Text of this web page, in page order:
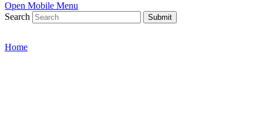
Open Mobile Menu
Search
Submit
Home